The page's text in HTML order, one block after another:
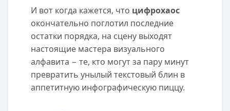
И вот когда кажется, что цифрохаос
окончательно поглотил последние
остатки порядка, на сцену выходят
настоящие мастера визуального
алфавита − те, кто могут за пару минут
превратить унылый текстовый блин в
аппетитную инфографическую пиццу.